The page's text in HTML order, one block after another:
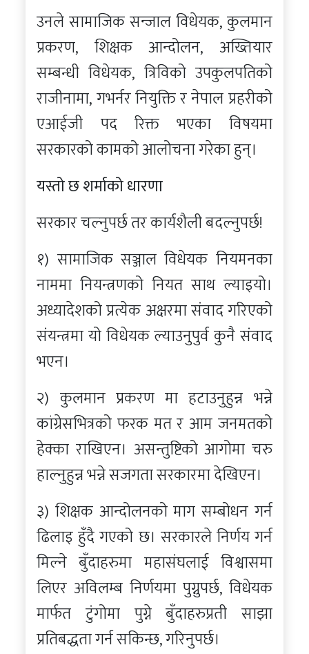
उनले सामाजिक सन्जाल विधेयक, कुलमान
प्रकरण, शिक्षक आन्दोलन, अख्तियार
सम्बन्धी विधेयक, त्रिविको उपकुलपतिको
राजीनामा, गभर्नर नियुक्ति र नेपाल प्रहरीको
एआईजी पद रिक्त भएका विषयमा
सरकारको कामको आलोचना गरेका हुन्।
यस्तो छ शर्माको धारणा
सरकार चल्नुपर्छ तर कार्यशैली बदल्नुपर्छ!
१) सामाजिक सञ्जाल विधेयक नियमनका
नाममा नियन्त्रणको नियत साथ ल्याइयो।
अध्यादेशको प्रत्येक अक्षरमा संवाद गरिएको
संयन्त्रमा यो विधेयक ल्याउनुपुर्व कुनै संवाद
भएन।
२) कुलमान प्रकरण मा हटाउनुहुन्न भन्ने
कांग्रेसभित्रको फरक मत र आम जनमतको
हेक्का राखिएन। असन्तुष्टिको आगोमा चरु
हाल्नुहुन्न भन्ने सजगता सरकारमा देखिएन।
३) शिक्षक आन्दोलनको माग सम्बोधन गर्न
ढिलाइ हुँदै गएको छ। सरकारले निर्णय गर्न
मिल्ने बुँदाहरुमा महासंघलाई विश्वासमा
लिएर अविलम्ब निर्णयमा पुग्नुपर्छ, विधेयक
मार्फत टुंगोमा पुग्ने बुँदाहरुप्रती साझा
प्रतिबद्धता गर्न सकिन्छ, गरिनुपर्छ।